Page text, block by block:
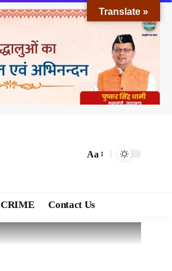
Aa
CRIME Contact Us
Translate »